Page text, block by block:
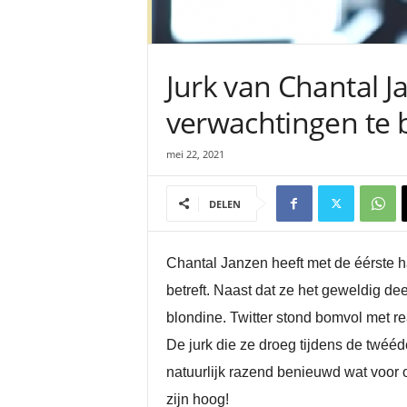
Jurk van Chantal
verwachtingen te
mei 22, 2021
DELEN
Chantal Janzen heeft met de éérste
betreft. Naast dat ze het geweldig
blondine. Twitter stond bomvol met
De jurk die ze droeg tijdens de
natuurlijk razend benieuwd wat voor
zijn hoog!